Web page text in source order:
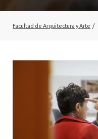
PLATAFORMA VUT
Facultad de Arquitectura y Arte /